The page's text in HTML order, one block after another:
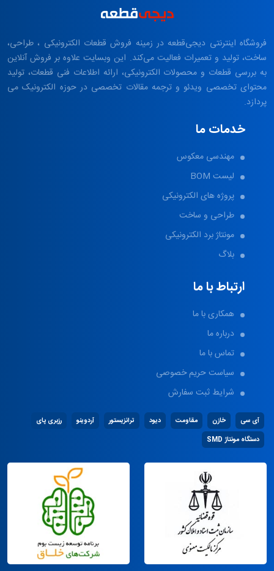
فروشگاه اینترنتی دیجی‌قطعه در زمینه فروش قطعات الکترونیکی ، طراحی،
ساخت، تولید و تعمیرات فعالیت می‌کند. این وبسایت علاوه بر فروش آنلاین
به بررسی قطعات و محصولات الکترونیکی، ارائه اطلاعات فنی قطعات، تولید
محتوای تخصصی ویدئو و ترجمه مقالات تخصصی در حوزه الکترونیک می
پردازد.
خدمات ما
مهندسی معکوس
لیست BOM
پروژه های الکترونیکی
طراحی و ساخت
مونتاژ برد الکترونیکی
بلاگ
ارتباط با ما
همکاری با ما
درباره ما
تماس با ما
سیاست حریم خصوصی
شرایط ثبت سفارش
آی سی خازن مقاومت دیود ترانزیستور آردوینو
رزبری پای
دستگاه مونتاژ SMD